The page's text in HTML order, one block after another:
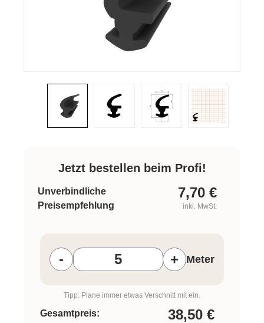
Jetzt bestellen beim Profi!
Unverbindliche
Preisempfehlung
7,70 €
inkl. MwSt.
- + Meter
Tipp: Plane immer etwas Verschnitt mit ein.
Gesamtpreis: 38,50 €